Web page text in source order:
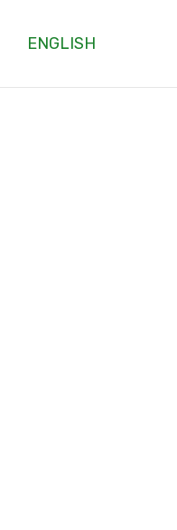
ENGLISH